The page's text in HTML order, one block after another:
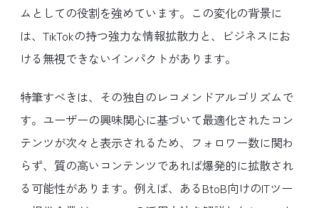
ムとしての役割を強めています。この変化の背景に
は、TikTokの持つ強力な情報拡散力と、ビジネスにお
ける無視できないインパクトがあります。
特筆すべきは、その独自のレコメンドアルゴリズムで
す。ユーザーの興味関心に基づいて最適化されたコン
テンツが次々と表示されるため、フォロワー数に関わ
らず、質の高いコンテンツであれば爆発的に拡散され
る可能性があります。例えば、あるBtoB向けのITツー